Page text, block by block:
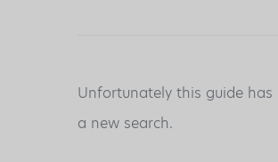
Unfortunately this guide
a new search.